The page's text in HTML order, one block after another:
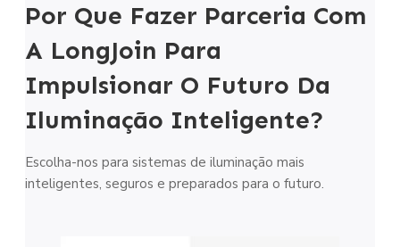
Por Que Fazer Parceria Com
A LongJoin Para
Impulsionar O Futuro Da
Iluminação Inteligente?
Escolha-nos para sistemas de iluminação mais
inteligentes, seguros e preparados para o futuro.